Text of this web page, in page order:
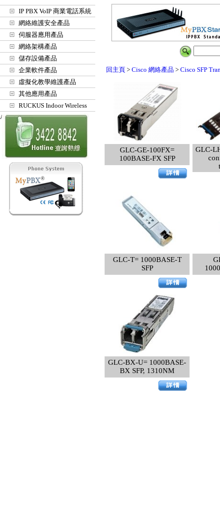
IP PBX VoIP 商業電話系統
網絡維護安全產品
伺服器應用產品
網絡架構產品
儲存設備產品
企業軟件產品
虛擬化教學維護產品
其他應用產品
RUCKUS Indoor Wireless
Access Points
回主頁 > Cisco 網絡產品 > Cisco SFP
GLC-GE-100FX=
100BASE-FX SFP
GLC-
GLC-T= 1000BASE-T
SFP
GLC-BX-U= 1000BASE-
BX SFP, 1310NM